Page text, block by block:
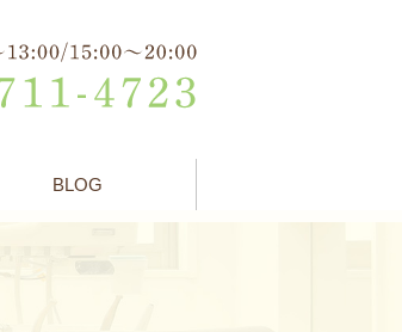
BLOG